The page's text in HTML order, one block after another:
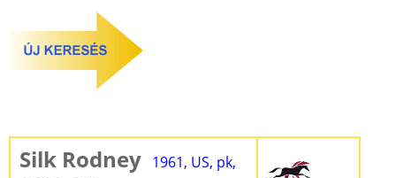
Silk Rodney 1961, US, pk,